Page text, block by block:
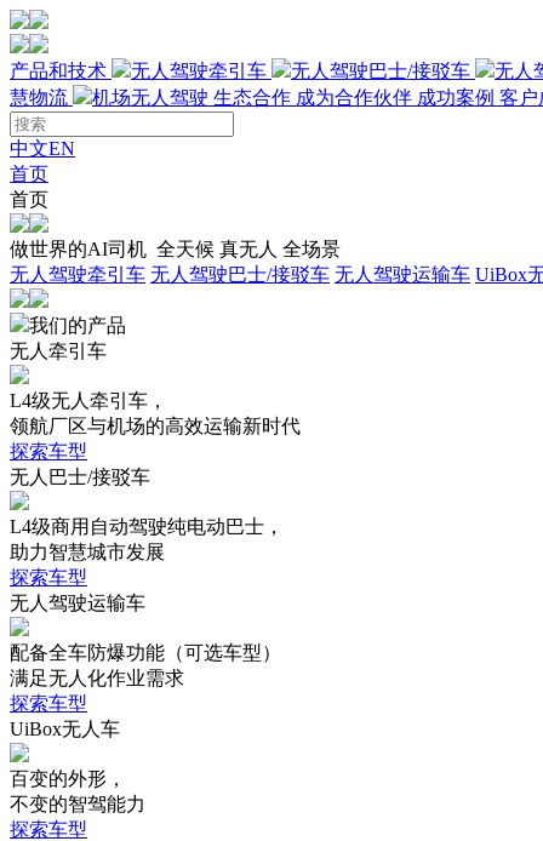
产品和技术 无人驾驶牵引车 无人驾驶巴士/接驳车
无人
慧物流
机场无人驾驶 生态合作 成为合作伙伴 成功案例 客户
中文EN
首页
首页
做世界的AI司机 全天候 真无人 全场景
无人驾驶牵引车 无人驾驶巴士/接驳车 无人驾驶运输车 UiBox
我们的产品
无人牵引车
L4级无人牵引车，
领航厂区与机场的高效运输新时代
探索车型
无人巴士/接驳车
L4级商用自动驾驶纯电动巴士，
助力智慧城市发展
探索车型
无人驾驶运输车
配备全车防爆功能（可选车型）
满足无人化作业需求
探索车型
UiBox无人车
百变的外形，
不变的智驾能力
探索车型